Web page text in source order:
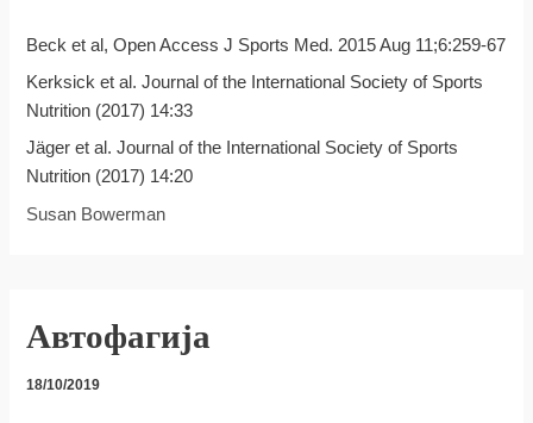
Beck et al, Open Access J Sports Med. 2015 Aug 11;6:259-67
Kerksick et al. Journal of the International Society of Sports
Nutrition (2017) 14:33
Jäger et al. Journal of the International Society of Sports
Nutrition (2017) 14:20
Susan Bowerman
Автофагија
18/10/2019